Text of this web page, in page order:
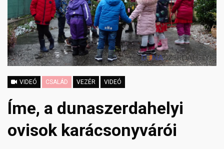
VIDEÓ CSALÁD VEZÉR VIDEÓ
Íme, a dunaszerdahelyi
ovisok karácsonyvárói